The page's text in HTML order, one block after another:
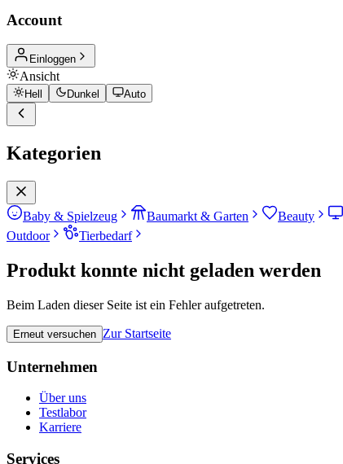
Account
Einloggen
Ansicht
Hell Dunkel Auto
Kategorien
Baby & Spielzeug Baumarkt & Garten Beauty
Outdoor
Tierbedarf
Produkt konnte nicht geladen werden
Beim Laden dieser Seite ist ein Fehler aufgetreten.
Erneut versuchen Zur Startseite
Unternehmen
Über uns
Testlabor
Karriere
Services